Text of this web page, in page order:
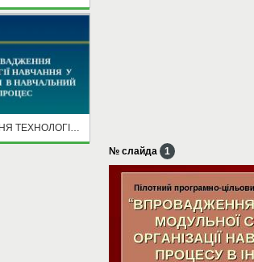
ВПРОВАДЖЕННЯ ТЕХНОЛОГІЇ НАВЧАННЯ У СПІВПРАЦІ В НАВЧАЛЬНИЙ ПРОЦЕС
№ слайда 1